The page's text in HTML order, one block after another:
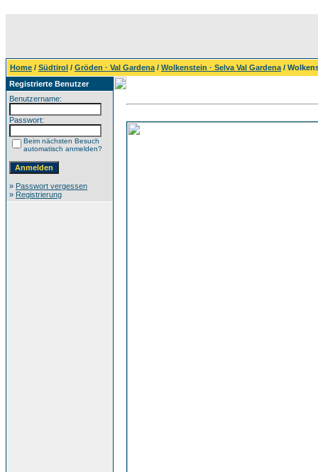
Home / Südtirol / Gröden · Val Gardena / Wolkenstein · Selva Val Gardena /
Registrierte Benutzer
Benutzername:
Passwort:
Beim nächsten Besuch
automatisch anmelden?
» Passwort vergessen
» Registrierung